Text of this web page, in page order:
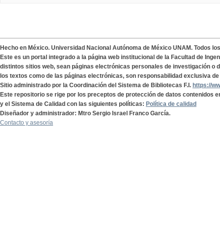
Hecho en México. Universidad Nacional Autónoma de México UNAM. Todos
Este es un portal integrado a la página web institucional de la Facultad de
distintos sitios web, sean páginas electrónicas personales de investigación o
los textos como de las páginas electrónicas, son responsabilidad exclusiva
Sitio administrado por la Coordinación del Sistema de Bibliotecas F.I. https://
Este repositorio se rige por los preceptos de protección de datos contenidos
y el Sistema de Calidad con las siguientes políticas: Política de calidad
Diseñador y administrador: Mtro Sergio Israel Franco García.
Contacto y asesoría